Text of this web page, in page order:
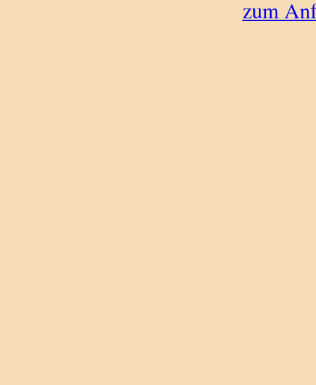
zum